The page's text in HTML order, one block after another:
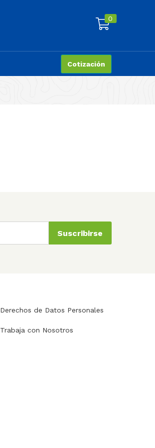
0
Cotización
Suscribirse
Derechos de Datos Personales
Trabaja con Nosotros